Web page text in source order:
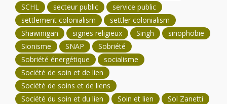
SCHL
secteur public
service public
settlement colonialism
settler colonialism
Shawinigan
signes religieux Singh
sinophobie
Sionisme
SNAP
Sobriété
Sobriété énergétique
socialisme
Société de soin et de lien
Société de soins et de liens
Société du soin et du lien
Soin et lien
Sol Zanetti